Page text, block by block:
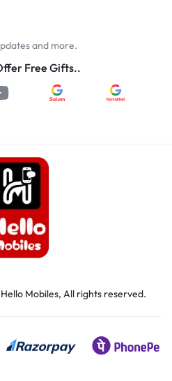
and more.
Free Gifts..
Mobiles, All rights reserved.